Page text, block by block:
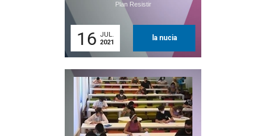
Plan Resistir
16 JUL.
2021
la nucia